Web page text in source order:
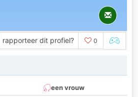
rapporteer dit profiel? 0
een vrouw